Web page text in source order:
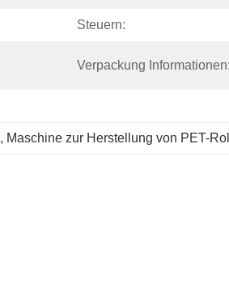
Steuern:
Verpackung Informationen:
, Maschine zur Herstellung von PET-